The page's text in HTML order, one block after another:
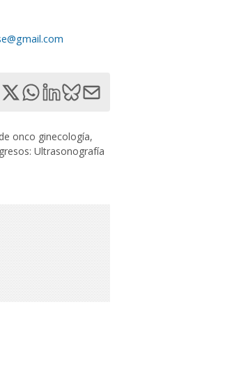
onco ginecología,
Ultrasonografía